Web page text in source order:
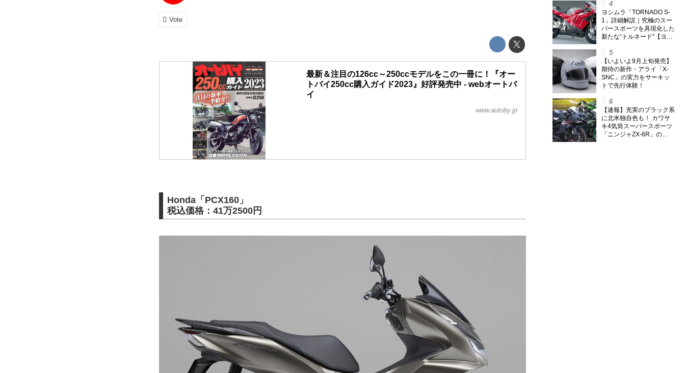
Vote
トを試してみた〈若林浩志
のスーパー・カブカブ・ダ
イアリーズ Vol.385〉
ヨシムラ「TORNADO S-
1」詳細解説｜究極のスー
パースポーツを具現化した
新たな“トルネード”【ヨシ
【いよいよ9月上旬発売】
期待の新作・アライ「X-
SNC」の実力をサーキッ
トで先行体験！
【速報】充実のブラック系
に北米独自色も！ カワサ
キ4気筒スーパースポーツ
「ニンジャZX-6R」の
最新＆注目の126cc～250ccモデルをこの一冊に！『オー
トバイ250cc購入ガイド2023』好評発売中 - webオートバ
イ
www.autoby.jp
Honda「PCX160」
税込価格：41万2500円